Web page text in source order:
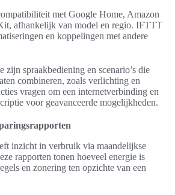
met Google Home, Amazon
afhankelijk van model en regio. IFTTT
en koppelingen met andere
zijn spraakbediening en scenario’s die
combineren, zoals verlichting en
vragen om een internetverbinding en
voor geavanceerde mogelijkheden.
inzicht in verbruik via maandelijkse
rapporten tonen hoeveel energie is
en zonering ten opzichte van een